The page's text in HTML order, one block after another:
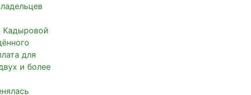
для
и более